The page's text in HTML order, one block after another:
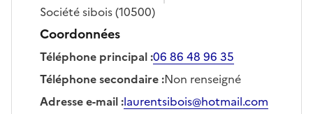
Sociétésibois(10500)
Coordonnées
Téléphone principal:06 86 48 96 35
Téléphone secondaire:Non renseigné
Adresse e-mail:laurentsibois@hotmail.com